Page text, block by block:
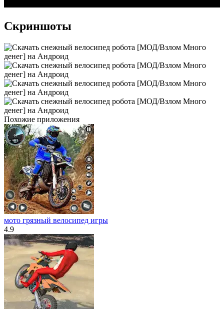
Скриншоты
Похожие приложения
мото грязный велосипед игры
4.9